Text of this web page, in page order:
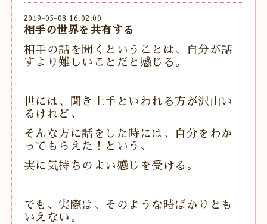
2019-05-08 16:02:00
相手の世界を共有する
相手の話を聞くということは、自分が話
すより難しいことだと感じる。
世には、聞き上手といわれる方が沢山い
るけれど、
そんな方に話をした時には、自分をわか
ってもらえた！という、
実に気持ちのよい感じを受ける。
でも、実際は、そのような時ばかりとも
いえない。